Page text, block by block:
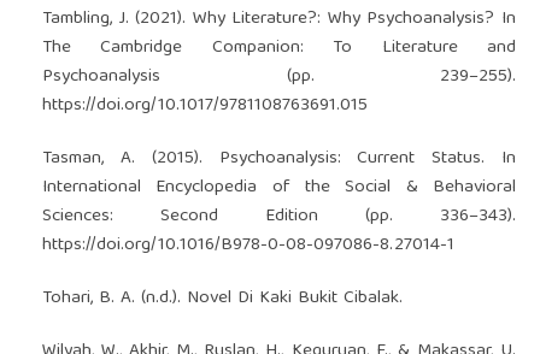
Tambling, J. (2021). Why Literature?: Why Psychoanalysis? In
The Cambridge Companion: To Literature and
Psychoanalysis (pp. 239–255).
https://doi.org/10.1017/9781108763691.015
Tasman, A. (2015). Psychoanalysis: Current Status. In
International Encyclopedia of the Social & Behavioral
Sciences: Second Edition (pp. 336–343).
https://doi.org/10.1016/B978-0-08-097086-8.27014-1
Tohari, B. A. (n.d.). Novel Di Kaki Bukit Cibalak.